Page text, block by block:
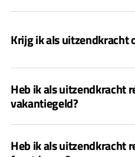
Krijg ik als uitzendkracht
Heb ik als uitzendkracht
vakantiegeld?
Heb ik als uitzendkracht